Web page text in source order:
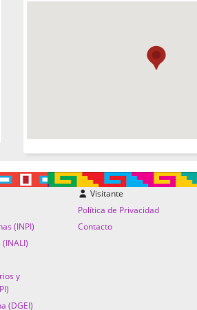
(INPI)
y
(DGEI)
Visitante
Política de Privacidad
Contacto